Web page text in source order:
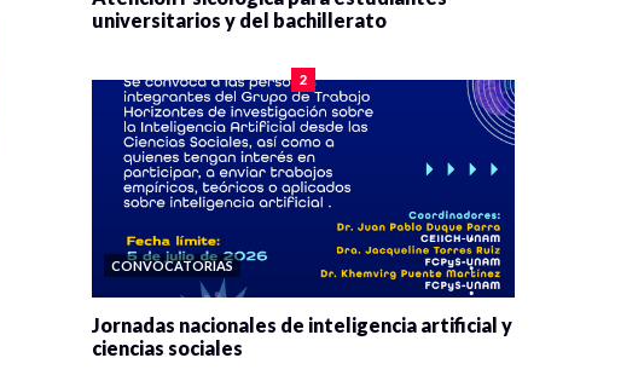
universitarios y del bachillerato
2
CONVOCATORIAS
Jornadas nacionales de inteligencia artificial y
ciencias sociales